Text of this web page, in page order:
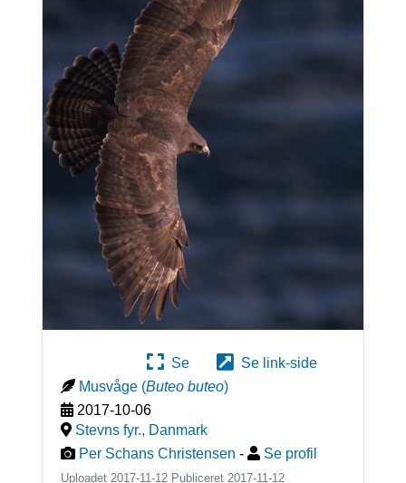
Se
Se link-side
Musvåge (Buteo buteo)
2017-10-06
Stevns fyr., Danmark
Per Schans Christensen - Se profil
Uploadet 2017-11-12 Publiceret 2017-11-12